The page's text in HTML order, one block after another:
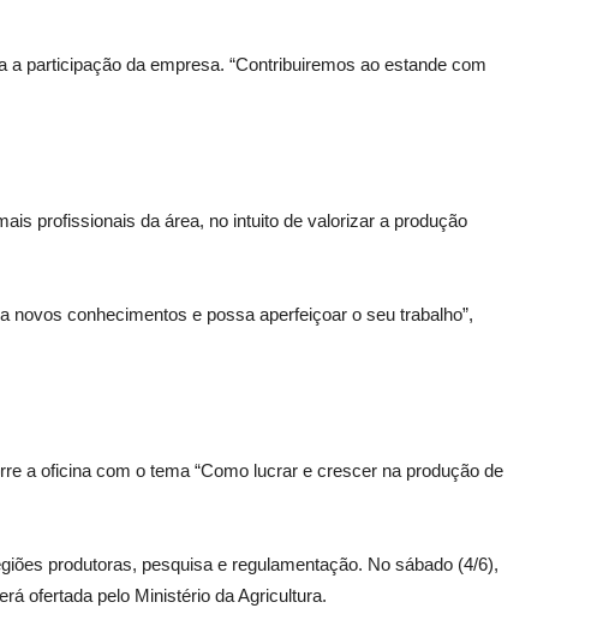
participação da empresa. “Contribuiremos ao estande com
profissionais da área, no intuito de valorizar a produção
conhecimentos e possa aperfeiçoar o seu trabalho”,
a oficina com o tema “Como lucrar e crescer na produção de
produtoras, pesquisa e regulamentação. No sábado (4/6),
ofertada pelo Ministério da Agricultura.